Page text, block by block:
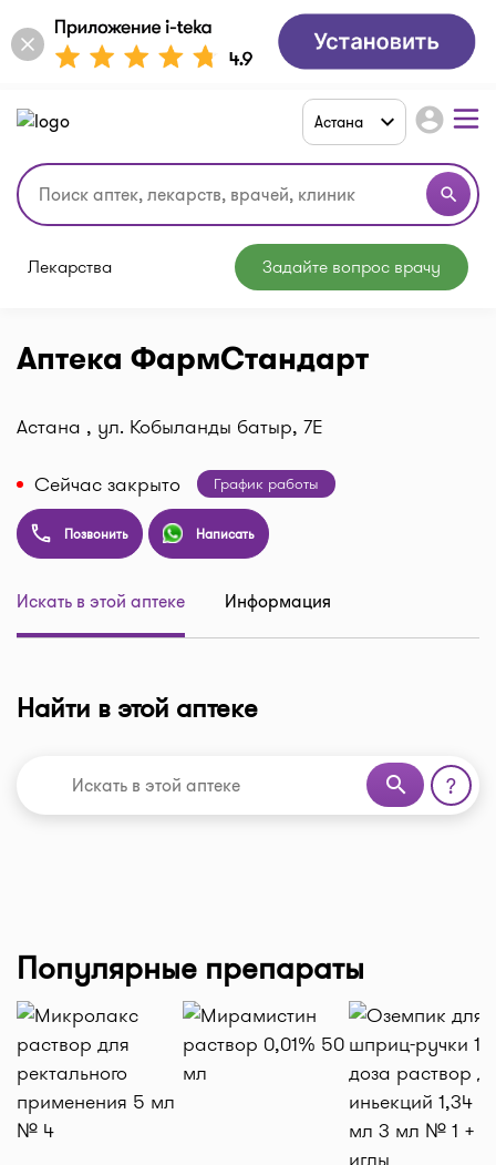
search
Астана account_circle
Лекарства Задайте вопрос врачу
Аптека ФармСтандарт
Астана , ул. Кобыланды батыр, 7Е
Сейчас закрыто
График работы
Позвонить Написать
Искать в этой аптеке Информация
Найти в этой аптеке
search ?
Популярные препараты